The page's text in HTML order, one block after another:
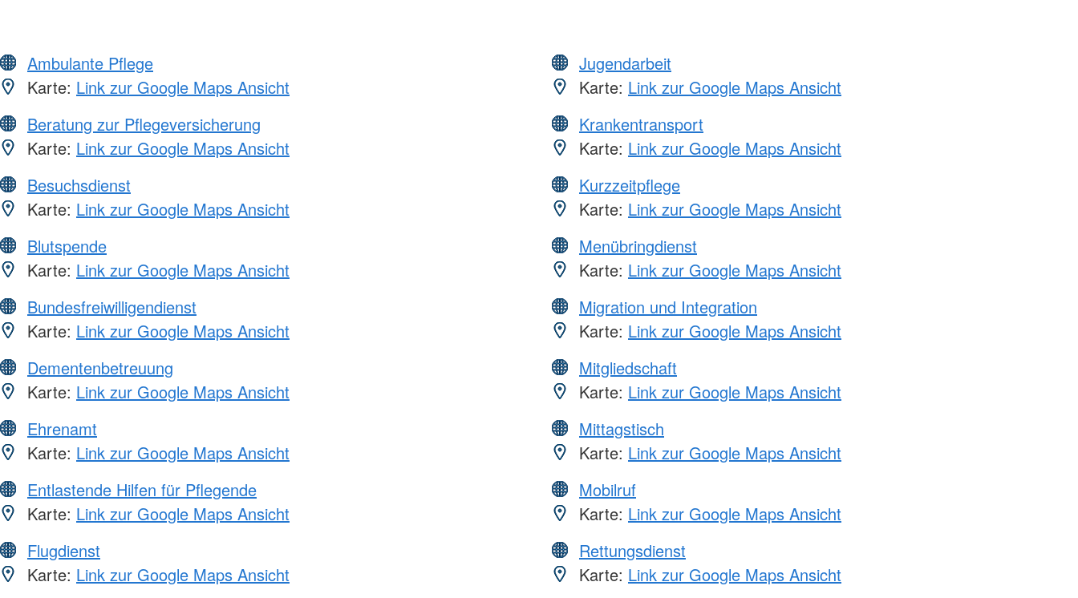
Ambulante Pflege
Karte: Link zur Google Maps Ansicht
Beratung zur Pflegeversicherung
Karte: Link zur Google Maps Ansicht
Besuchsdienst
Karte: Link zur Google Maps Ansicht
Blutspende
Karte: Link zur Google Maps Ansicht
Bundesfreiwilligendienst
Karte: Link zur Google Maps Ansicht
Dementenbetreuung
Karte: Link zur Google Maps Ansicht
Ehrenamt
Karte: Link zur Google Maps Ansicht
Entlastende Hilfen für Pflegende
Karte: Link zur Google Maps Ansicht
Flugdienst
Karte: Link zur Google Maps Ansicht
Jugendarbeit
Karte: Link zur Google Maps Ansicht
Krankentransport
Karte: Link zur Google Maps Ansicht
Kurzzeitpflege
Karte: Link zur Google Maps Ansicht
Menübringdienst
Karte: Link zur Google Maps Ansicht
Migration und Integration
Karte: Link zur Google Maps Ansicht
Mitgliedschaft
Karte: Link zur Google Maps Ansicht
Mittagstisch
Karte: Link zur Google Maps Ansicht
Mobilruf
Karte: Link zur Google Maps Ansicht
Rettungsdienst
Karte: Link zur Google Maps Ansicht